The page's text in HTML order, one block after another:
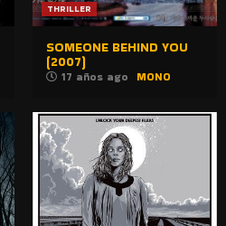
THRILLER
SOMEONE BEHIND YOU
(2007)
17 años ago MONO